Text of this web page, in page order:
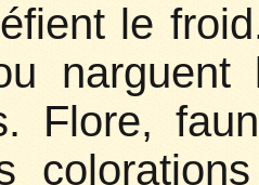
le
Flore,